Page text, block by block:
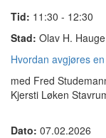
Tid: 11:30 - 12:30
Stad: Olav H. Hauge
Hvordan avgjøres
med Fred
Kjersti Løken
Dato: 07.02.2026